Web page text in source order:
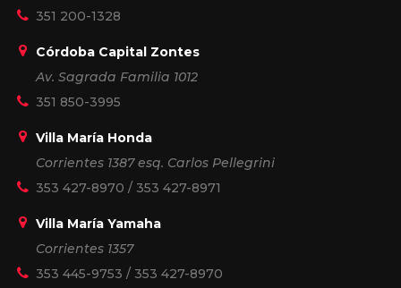
351 200-1328
Córdoba Capital Zontes
Av. Sagrada Familia 1012
351 850-3995
Villa María Honda
Corrientes 1387 esq. Carlos Pellegrini
353 427-8970 / 353 427-8971
Villa María Yamaha
Corrientes 1357
353 445-9753 / 353 427-8970